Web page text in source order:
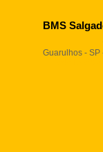
BMS
Guarulhos -